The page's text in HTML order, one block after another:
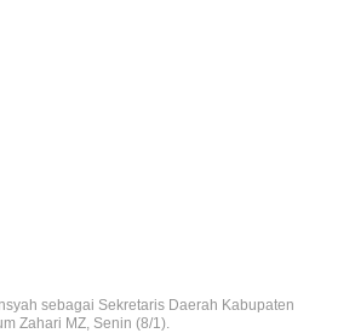
sebagai Sekretaris Daerah Kabupaten
Zahari MZ, Senin (8/1).